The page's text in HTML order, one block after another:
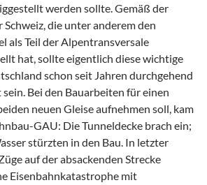
werden sollte. Gemäß der
die unter anderem den
als Teil der Alpentransversale
hat, sollte eigentlich diese wichtige
schon seit Jahren durchgehend
Bei den Bauarbeiten für einen
neuen Gleise aufnehmen soll, kam
GAU: Die Tunneldecke brach ein;
stürzten in den Bau. In letzter
auf der absackenden Strecke
Eisenbahnkatastrophe mit